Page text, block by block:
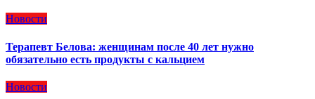
Новости
Терапевт Белова: женщинам после 40 лет нужно
обязательно есть продукты с кальцием
Новости